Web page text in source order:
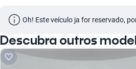
Busque por versão
Oh! Este veículo ja for reservado,
Descubra outros